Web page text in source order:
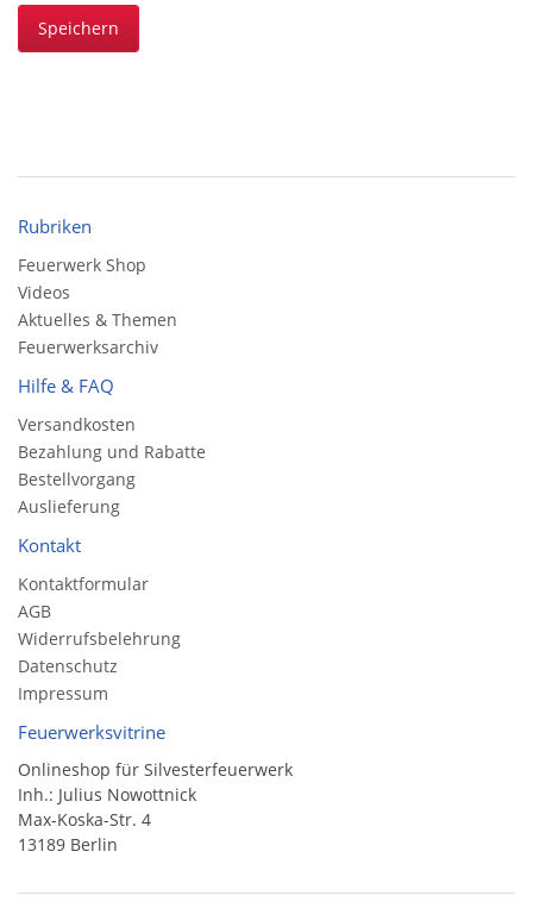
Speichern
Rubriken
Feuerwerk Shop
Videos
Aktuelles & Themen
Feuerwerksarchiv
Hilfe & FAQ
Versandkosten
Bezahlung und Rabatte
Bestellvorgang
Auslieferung
Kontakt
Kontaktformular
AGB
Widerrufsbelehrung
Datenschutz
Impressum
Feuerwerksvitrine
Onlineshop für Silvesterfeuerwerk
Inh.: Julius Nowottnick
Max-Koska-Str. 4
13189 Berlin